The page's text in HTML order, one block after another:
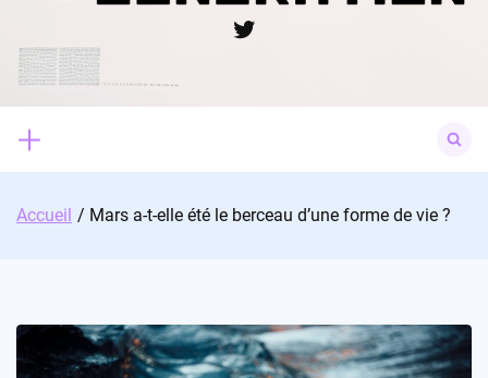
Twitter
for:
Accueil Mars a-t-elle été le berceau d’une forme de vie ?